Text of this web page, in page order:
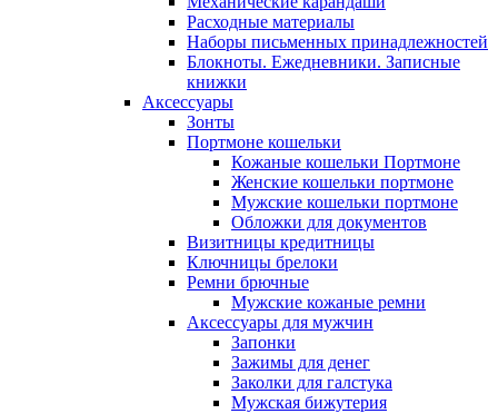
Расходные материалы
Наборы письменных принадлежностей
Блокноты. Ежедневники. Записные
книжки
Аксессуары
Зонты
Портмоне кошельки
Кожаные кошельки Портмоне
Женские кошельки портмоне
Мужские кошельки портмоне
Обложки для документов
Визитницы кредитницы
Ключницы брелоки
Ремни брючные
Мужские кожаные ремни
Аксессуары для мужчин
Запонки
Зажимы для денег
Заколки для галстука
Мужская бижутерия